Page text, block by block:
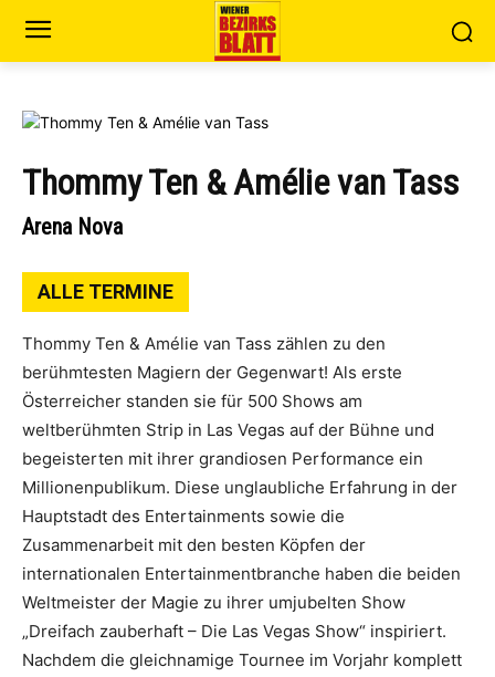
Thommy Ten & Amélie van Tass
Arena Nova
ALLE TERMINE
Thommy Ten & Amélie van Tass zählen zu den
berühmtesten Magiern der Gegenwart! Als erste
Österreicher standen sie für 500 Shows am
weltberühmten Strip in Las Vegas auf der Bühne und
begeisterten mit ihrer grandiosen Performance ein
Millionenpublikum. Diese unglaubliche Erfahrung in der
Hauptstadt des Entertainments sowie die
Zusammenarbeit mit den besten Köpfen der
internationalen Entertainmentbranche haben die beiden
Weltmeister der Magie zu ihrer umjubelten Show
„Dreifach zauberhaft – Die Las Vegas Show“ inspiriert.
Nachdem die gleichnamige Tournee im Vorjahr komplett